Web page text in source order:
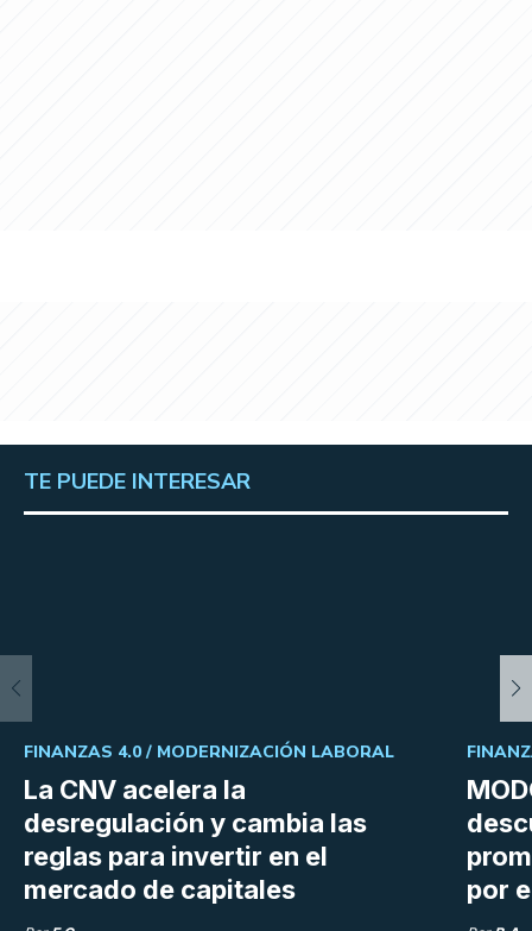
TE PUEDE INTERESAR
La CNV acelera la
desregulación y cambia las
reglas para invertir en el
mercado de capitales
FINANZAS 4.0 / MODERNIZACIÓN LABORAL
por